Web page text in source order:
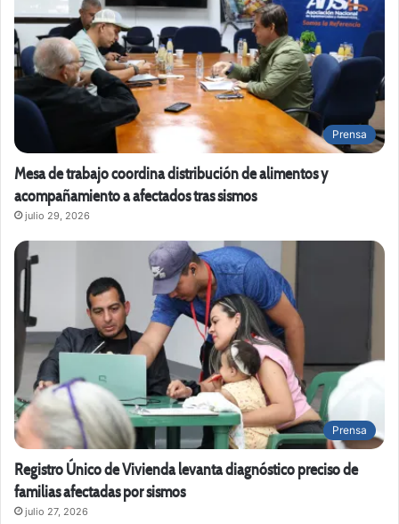
Prensa
Mesa de trabajo coordina distribución de alimentos y
acompañamiento a afectados tras sismos
julio 29, 2026
Prensa
Registro Único de Vivienda levanta diagnóstico preciso de
familias afectadas por sismos
julio 27, 2026